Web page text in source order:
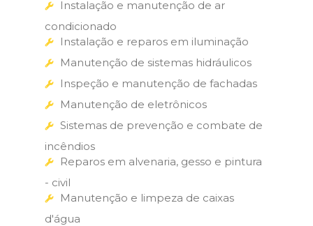
Instalação e manutenção de ar
condicionado
Instalação e reparos em iluminação
Manutenção de sistemas hidráulicos
Inspeção e manutenção de fachadas
Manutenção de eletrônicos
Sistemas de prevenção e combate de
incêndios
Reparos em alvenaria, gesso e pintura
- civil
Manutenção e limpeza de caixas
d'água